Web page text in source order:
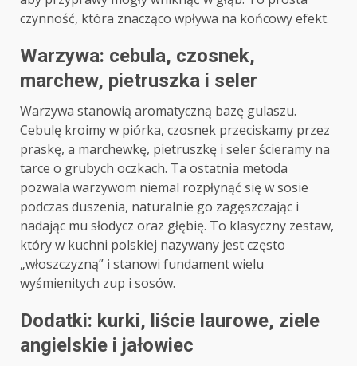
czynność, która znacząco wpływa na końcowy efekt.
Warzywa: cebula, czosnek,
marchew, pietruszka i seler
Warzywa stanowią aromatyczną bazę gulaszu.
Cebulę kroimy w piórka, czosnek przeciskamy przez
praskę, a marchewkę, pietruszkę i seler ścieramy na
tarce o grubych oczkach. Ta ostatnia metoda
pozwala warzywom niemal rozpłynąć się w sosie
podczas duszenia, naturalnie go zagęszczając i
nadając mu słodycz oraz głębię. To klasyczny zestaw,
który w kuchni polskiej nazywany jest często
„włoszczyzną” i stanowi fundament wielu
wyśmienitych zup i sosów.
Dodatki: kurki, liście laurowe, ziele
angielskie i jałowiec